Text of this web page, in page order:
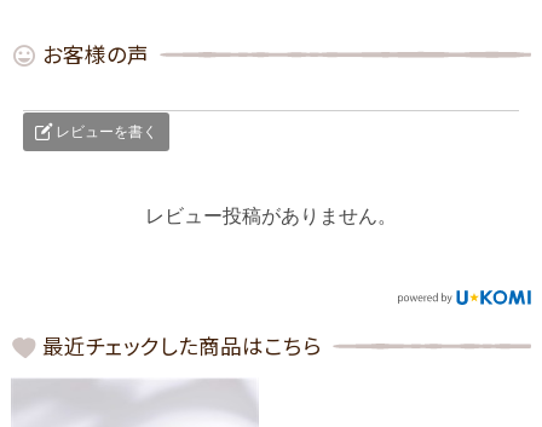
お客様の声
レビューを書く
レビュー投稿がありません。
最近チェックした商品はこちら